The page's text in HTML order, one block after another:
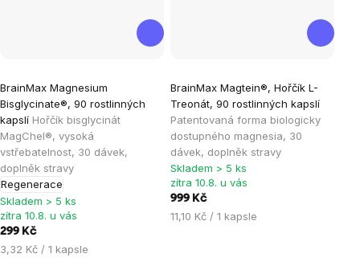
BrainMax Magnesium
Bisglycinate®, 90 rostlinných
kapslí Hořčík bisglycinát
MagChel®, vysoká
vstřebatelnost, 30 dávek,
doplněk stravy
Regenerace
hodnocení
produktu
je
4,9
z
5
hvězdiček.
Skladem > 5 ks
zítra 10.8. u vás
299 Kč
Měrná
3,32 Kč / 1 kapsle
BrainMax Magtein®, Hořčík L-
Treonát, 90 rostlinných kapslí
Patentovaná forma biologicky
dostupného magnesia, 30
dávek, doplněk stravy
hodnocení
produktu
je
5,0
z
5
hvězdiček.
Skladem > 5 ks
zítra 10.8. u vás
999 Kč
Měrná
11,10 Kč / 1 kapsle